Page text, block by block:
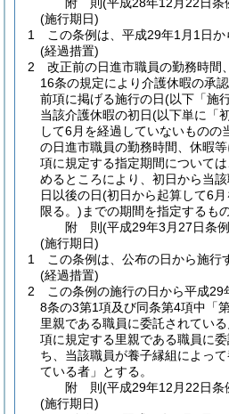
(施行期日)
1
この条例は、平成29年1月1日か
(経過措置)
2
改正前の日進市職員の勤務時間
16条の規定により介護休暇の承
前項に掲げる施行の日(以下「施
当該介護休暇の初日(以下単に「
して6月を経過していないものの
の日進市職員の勤務時間、休暇
項に規定する指定期間について
めるところにより、初日から当
日以後の日(初日から起算して6
限る。) までの期間を指定するも
附 則(平成29年3月27日条
(施行期日)
1
この条例は、公布の日から施行
(経過措置)
2
この条例の施行の日から平成
8条の3第1項及び同条第4項中「
里親である職員に委託されてい
項に規定する里親である職員に
ち、当該職員が養子縁組によっ
ている者」とする。
附 則(平成29年12月22日条
(施行期日)